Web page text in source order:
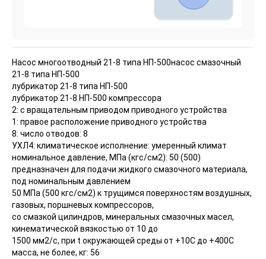
Насос многоотводный 21-8 типа НП-500насос смазочный
21-8 типа НП-500
лубрикатор 21-8 типа НП-500
лубрикатор 21-8 НП-500 компрессора
2: с вращательным приводом приводного устройства
1: правое расположение приводного устройства
8: число отводов: 8
УХЛ4: климатическое исполнение: умеренный климат
номинальное давление, МПа (кгс/см2): 50 (500)
предназначен для подачи жидкого смазочного материала,
под номинальным давлением
50 МПа (500 кгс/см2) к трущимся поверхностям воздушных,
газовых, поршневых компрессоров,
со смазкой цилиндров, минеральных смазочных масел,
кинематической вязкостью от 10 до
1500 мм2/с, при t окружающей среды от +10С до +400С
масса, не более, кг: 56